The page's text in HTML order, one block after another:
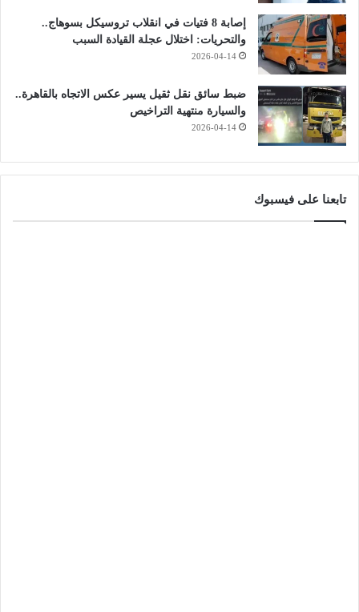
إصابة 8 فتيات في انقلاب تروسيكل بسوهاج..
والتحريات: اختلال عجلة القيادة السبب
2026-04-14
ضبط سائق نقل ثقيل يسير عكس الاتجاه بالقاهرة..
والسيارة منتهية التراخيص
2026-04-14
تابعنا على فيسبوك